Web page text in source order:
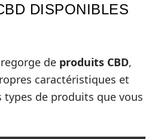
DISPONIBLES
de produits CBD,
caractéristiques et
types de produits que vous